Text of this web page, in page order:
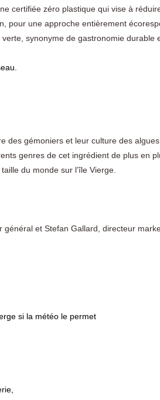
certifiée zéro plastique qui vise à
pour une approche entièrement
synonyme de gastronomie durable
des gémoniers et leur culture des
genres de cet ingrédient de plus en
du monde sur l’île Vierge.
et Stefan Gallard, directeur
si la météo le permet